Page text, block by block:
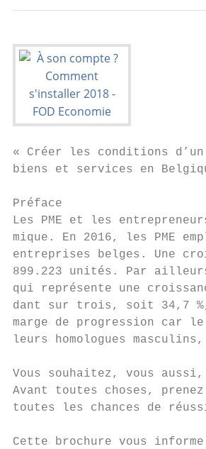
« Créer les conditions
biens et services en
Préface
Les PME et les
mique. En 2016, les PME
entreprises belges. Une
899.223 unités. Par
qui représente une
dant sur trois, soit 34,7 %,
marge de progression car le
leurs homologues
Vous souhaitez, vous
Avant toutes choses,
toutes les chances de
Cette brochure vous